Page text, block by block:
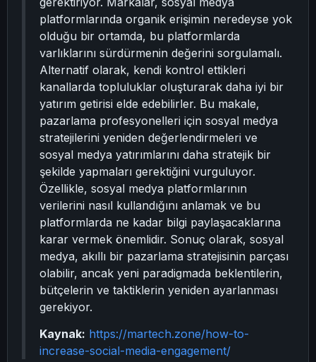
platformlarında organik erişimin neredeyse yok
olduğu bir ortamda, bu platformlarda
varlıklarını sürdürmenin değerini sorgulamalı.
Alternatif olarak, kendi kontrol ettikleri
kanallarda topluluklar oluşturarak daha iyi bir
yatırım getirisi elde edebilirler. Bu makale,
pazarlama profesyonelleri için sosyal medya
stratejilerini yeniden değerlendirmeleri ve
sosyal medya yatırımlarını daha stratejik bir
şekilde yapmaları gerektiğini vurguluyor.
Özellikle, sosyal medya platformlarının
verilerini nasıl kullandığını anlamak ve bu
platformlarda ne kadar bilgi paylaşacaklarına
karar vermek önemlidir. Sonuç olarak, sosyal
medya, akıllı bir pazarlama stratejisinin parçası
olabilir, ancak yeni paradigmada beklentilerin,
bütçelerin ve taktiklerin yeniden ayarlanması
gerekiyor.
Kaynak: https://martech.zone/how-to-
increase-social-media-engagement/